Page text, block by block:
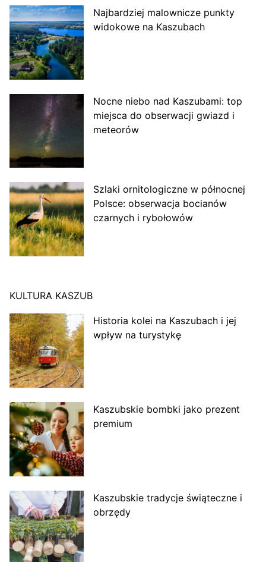
Najbardziej malownicze punkty
widokowe na Kaszubach
Nocne niebo nad Kaszubami: top
miejsca do obserwacji gwiazd i
meteorów
Szlaki ornitologiczne w północnej
Polsce: obserwacja bocianów
czarnych i rybołowów
KULTURA KASZUB
Historia kolei na Kaszubach i jej
wpływ na turystykę
Kaszubskie bombki jako prezent
premium
Kaszubskie tradycje świąteczne i
obrzędy